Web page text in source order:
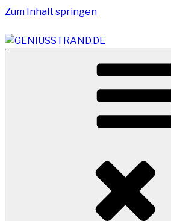
Zum Inhalt springen
Vom Geniusstrand zum
Terminal Wilhelmshaven